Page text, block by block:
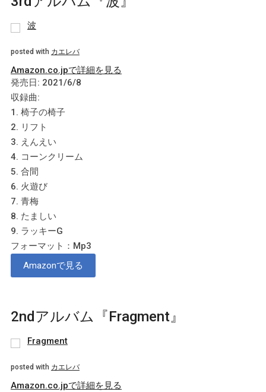
波
posted with カエレバ
Amazon.co.jpで詳細を見る
発売日: 2021/6/8
収録曲:
1. 椅子の椅子
2. リフト
3. えんえい
4. コーンクリーム
5. 合間
6. 火遊び
7. 青梅
8. たましい
9. ラッキーG
フォーマット：Mp3
Amazonで見る
2ndアルバム『Fragment』
Fragment
posted with カエレバ
Amazon.co.jpで詳細を見る